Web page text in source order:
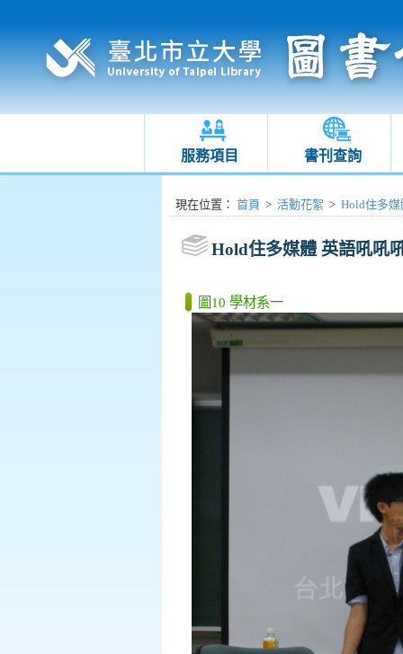
服務項目 書刊查詢
:::
:::現在位置 ： 首頁 > 活動花絮 > Hold住多媒
Hold住多媒體 英語吼吼
圖10 學材系一